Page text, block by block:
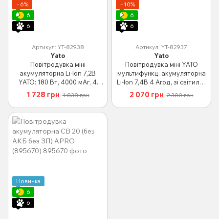
−6%
6
6
Артикул: YT-82938
Yato
Повітродувка міні
акумуляторна Li-Ion 7,2В
YATO: 180 Вт, 4000 мАг, 4
режими, з USB зарядн YT-
82938
1 728 грн 1 838 грн
−10%
6
6
Артикул: YT-82937
Yato
Повітродувка міні YATO
мультифункц. акумуляторна
Li-Ion 7,4В 4 Агод, зі світильн
280 Lm USB зарядн YT-82937
2 070 грн 2 300 грн
Новинка
6
6